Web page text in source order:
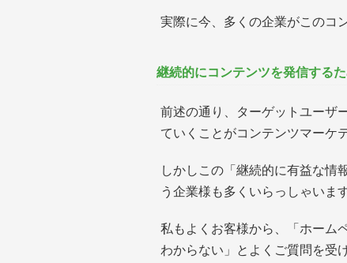
実際に今、多くの企業がこのコ
継続的にコンテンツを発信する
前述の通り、ターゲットユーザ
ていくことがコンテンツマーケ
しかしこの「継続的に有益な情
う企業様も多くいらっしゃいます
私もよくお客様から、「ホーム
わからない」とよくご質問を受